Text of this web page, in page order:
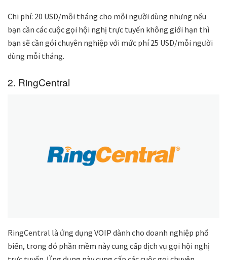
Chi phí: 20 USD/mỗi tháng cho mỗi người dùng nhưng nếu
bạn cần các cuộc gọi hội nghị trực tuyến không giới hạn thì
bạn sẽ cần gói chuyên nghiệp với mức phí 25 USD/mỗi người
dùng mỗi tháng.
2. RingCentral
RingCentral là ứng dụng VOIP dành cho doanh nghiệp phổ
biến, trong đó phần mềm này cung cấp dịch vụ gọi hội nghị